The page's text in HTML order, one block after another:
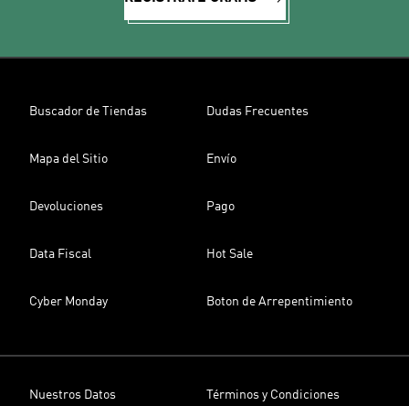
Buscador de Tiendas Dudas Frecuentes
Mapa del Sitio Envío
Devoluciones Pago
Data Fiscal Hot Sale
Cyber Monday Boton de Arrepentimiento
Nuestros Datos Términos y Condiciones